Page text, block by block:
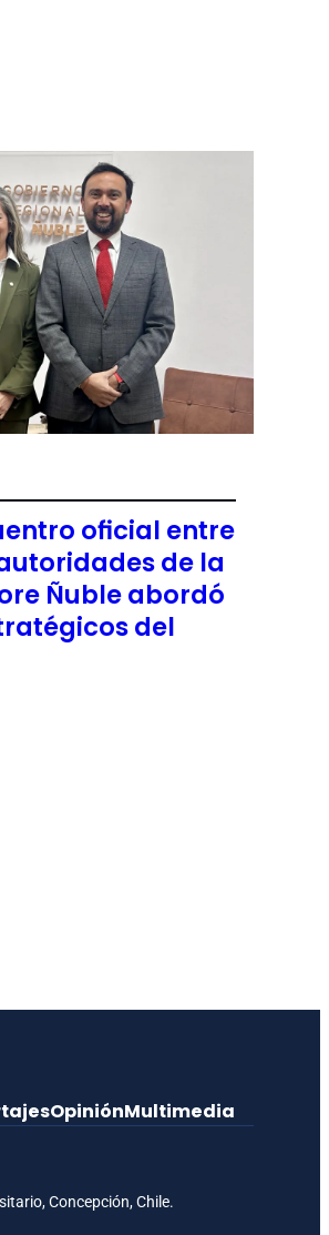
oficial entre
de la
Ñuble abordó
del
OpiniónMultimedia
Concepción, Chile.